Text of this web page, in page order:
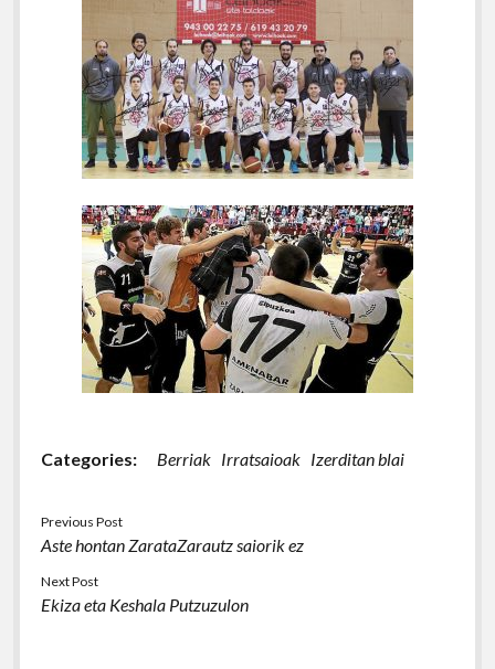
Categories: Berriak Irratsaioak Izerditan blai
Previous Post
Aste hontan ZarataZarautz saiorik ez
Next Post
Ekiza eta Keshala Putzuzulon